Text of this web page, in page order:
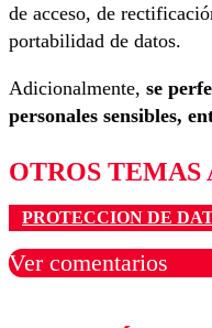
de acceso, de
portabilidad de datos.
Adicionalmente, se
personales sensibles,
OTROS TEMAS
PROTECCION DE
Ver comentarios